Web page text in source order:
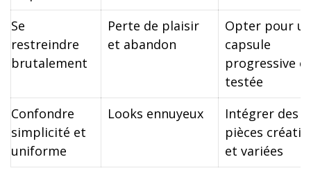
Se
restreindre
brutalement
Perte de plaisir
et abandon
Opter pour
capsule
progressive et
testée
Confondre
simplicité et
uniforme
Looks ennuyeux
Intégrer des
pièces
et variées